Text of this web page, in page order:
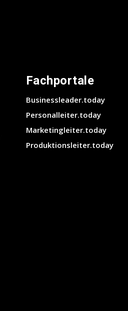
Fachportale
Businessleader.today
Personalleiter.today
Marketingleiter.today
Produktionsleiter.today